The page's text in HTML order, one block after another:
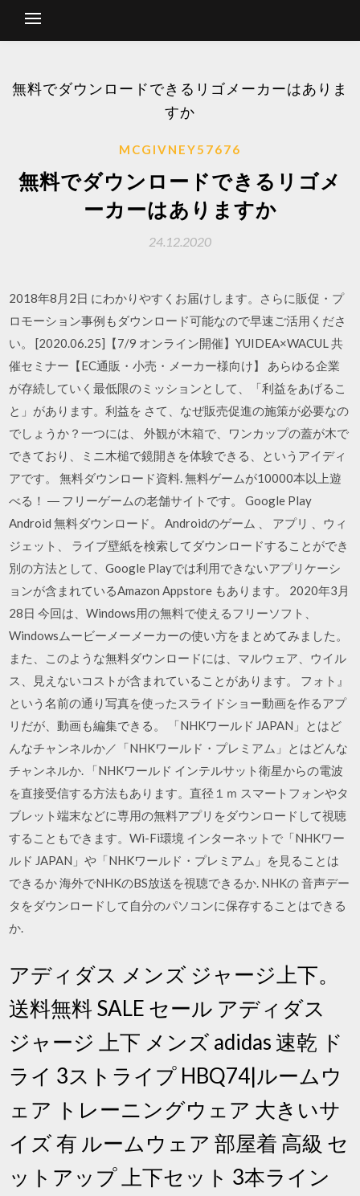
無料でダウンロードできるリゴメーカーはありま
すか
MCGIVNEY57676
無料でダウンロードできるリゴメ
ーカーはありますか
24.12.2020
2018年8月2日 にわかりやすくお届けします。さらに販促・プ
ロモーション事例もダウンロード可能なので早速ご活用くださ
い。 [2020.06.25]【7/9 オンライン開催】YUIDEA×WACUL 共
催セミナー【EC通販・小売・メーカー様向け】 あらゆる企業
が存続していく最低限のミッションとして、「利益をあげるこ
と」があります。利益を さて、なぜ販売促進の施策が必要なの
でしょうか？一つには、 外観が木箱で、ワンカップの蓋が木で
できており、ミニ木槌で鏡開きを体験できる、というアイディ
アです。 無料ダウンロード資料. 無料ゲームが10000本以上遊
べる！ ― フリーゲームの老舗サイトです。 Google Play
Android 無料ダウンロード。 Androidのゲーム 、 アプリ 、ウィ
ジェット、 ライブ壁紙を検索してダウンロードすることができ
別の方法として、Google Playでは利用できないアプリケーシ
ョンが含まれているAmazon Appstore もあります。 2020年3月
28日 今回は、Windows用の無料で使えるフリーソフト、
Windowsムービーメーメーカーの使い方をまとめてみました。
また、このような無料ダウンロードには、マルウェア、ウイル
ス、見えないコストが含まれていることがあります。 フォト』
という名前の通り写真を使ったスライドショー動画を作るアプ
リだが、動画も編集できる。 「NHKワールド JAPAN」とはど
んなチャンネルか／「NHKワールド・プレミアム」とはどんな
チャンネルか. 「NHKワールド インテルサット衛星からの電波
を直接受信する方法もあります。直径１ｍ スマートフォンやタ
ブレット端末などに専用の無料アプリをダウンロードして視聴
することもできます。Wi-Fi環境 インターネットで「NHKワー
ルド JAPAN」や「NHKワールド・プレミアム」を見ることは
できるか 海外でNHKのBS放送を視聴できるか. NHKの 音声デー
タをダウンロードして自分のパソコンに保存することはできる
か.
アディダス メンズ ジャージ上下。
送料無料 SALE セール アディダス
ジャージ 上下 メンズ adidas 速乾 ド
ライ 3ストライプ HBQ74|ルームウ
ェア トレーニングウェア 大きいサ
イズ 有 ルームウェア 部屋着 高級 セ
ットアップ 上下セット 3本ライン